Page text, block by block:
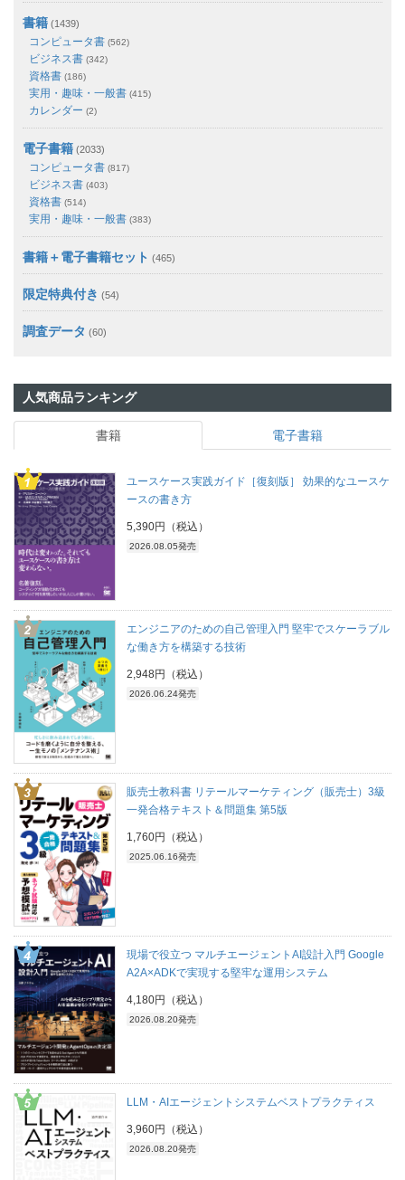
書籍 (1439)
コンピュータ書 (562)
ビジネス書 (342)
資格書 (186)
実用・趣味・一般書 (415)
カレンダー (2)
電子書籍 (2033)
コンピュータ書 (817)
ビジネス書 (403)
資格書 (514)
実用・趣味・一般書 (383)
書籍＋電子書籍セット (465)
限定特典付き (54)
調査データ (60)
人気商品ランキング
書籍 電子書籍
ユースケース実践ガイド［復刻版］ 効果的なユースケ
ースの書き方
5,390円（税込）
2026.08.05発売
エンジニアのための自己管理入門 堅牢でスケーラブル
な働き方を構築する技術
2,948円（税込）
2026.06.24発売
販売士教科書 リテールマーケティング（販売士）3級
一発合格テキスト＆問題集 第5版
1,760円（税込）
2025.06.16発売
現場で役立つ マルチエージェントAI設計入門 Google
A2A×ADKで実現する堅牢な運用システム
4,180円（税込）
2026.08.20発売
LLM・AIエージェントシステムベストプラクティス
3,960円（税込）
2026.08.20発売